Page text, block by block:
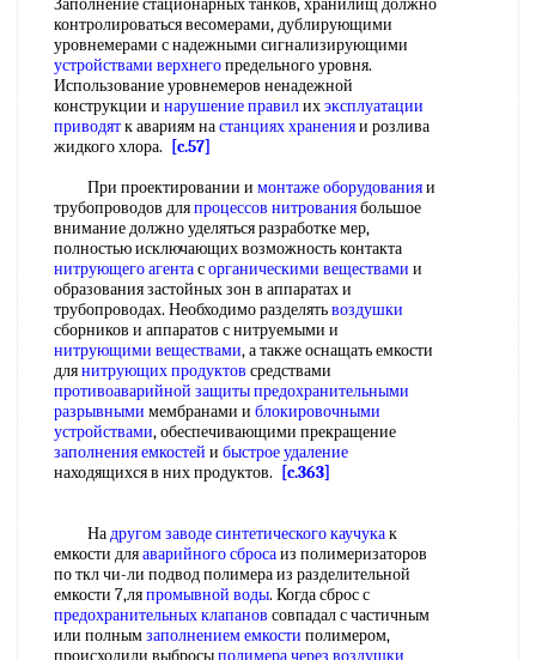
Заполнение стационарных танков, хранилищ должно
контролироваться весомерами, дублирующими
уровнемерами с надежными сигнализирующими
устройствами верхнегопредельного уровня.
Использование уровнемеров ненадежной
конструкции и нарушение правилихэксплуатации
приводятк авариям настанциях храненияи розлива
жидкого хлора.
[c.57]
При проектировании и монтаже оборудованияи
трубопроводов дляпроцессов нитрованиябольшое
внимание должно уделяться разработке мер,
полностью исключающих возможность контакта
нитрующего агентасорганическими веществами и
образования застойных зон в аппаратах и
трубопроводах. Необходимо разделятьвоздушки
сборников и аппаратов с нитруемыми и
нитрующими веществами, а также оснащать емкости
длянитрующих продуктов средствами
противоаварийной защитыпредохранительными
разрывными мембранами и блокировочными
устройствами, обеспечивающими прекращение
заполнения емкостей и быстрое удаление
находящихся в них продуктов.
[c.363]
Надругом заводе синтетического каучукак
емкости дляаварийного сбросаиз полимеризаторов
по ткл чи-ли подвод полимера из разделительной
емкости 7,ляпромывной воды. Когда сброс с
предохранительных клапанов совпадал с частичным
или полнымзаполнением емкости полимером,
происходили выбросыполимера через воздушки